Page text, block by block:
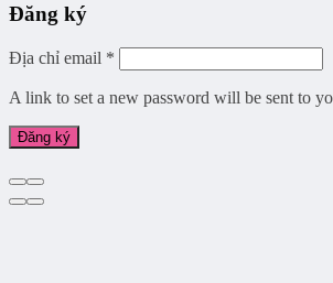
Đăng ký
Địa chỉ email *
A link to set a new password will be sent to
Đăng ký